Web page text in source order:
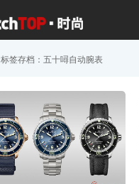
标签存档：五十噚自动腕表